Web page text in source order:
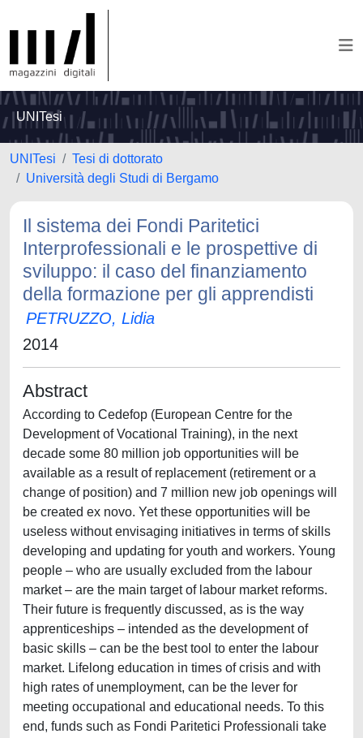
UNITesi
UNITesi
Tesi di dottorato
Università degli Studi di Bergamo
Il sistema dei Fondi Paritetici
Interprofessionali e le prospettive di
sviluppo: il caso del finanziamento
della formazione per gli apprendisti
PETRUZZO, Lidia
2014
Abstract
According to Cedefop (European Centre for the
Development of Vocational Training), in the next
decade some 80 million job opportunities will be
available as a result of replacement (retirement or a
change of position) and 7 million new job openings will
be created ex novo. Yet these opportunities will be
useless without envisaging initiatives in terms of skills
developing and updating for youth and workers. Young
people – who are usually excluded from the labour
market – are the main target of labour market reforms.
Their future is frequently discussed, as is the way
apprenticeships – intended as the development of
basic skills – can be the best tool to enter the labour
market. Lifelong education in times of crisis and with
high rates of unemployment, can be the lever for
meeting occupational and educational needs. To this
end, funds such as Fondi Paritetici Professionali take